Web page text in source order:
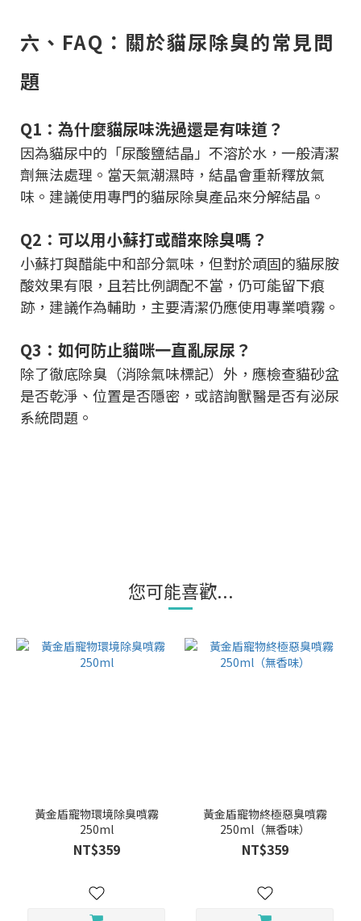
六、FAQ：關於貓尿除臭的常見問
題
Q1：為什麼貓尿味洗過還是有味道？
因為貓尿中的「尿酸鹽結晶」不溶於水，一般清潔
劑無法處理。當天氣潮濕時，結晶會重新釋放氣
味。建議使用專門的貓尿除臭產品來分解結晶。
Q2：可以用小蘇打或醋來除臭嗎？
小蘇打與醋能中和部分氣味，但對於頑固的貓尿胺
酸效果有限，且若比例調配不當，仍可能留下痕
跡，建議作為輔助，主要清潔仍應使用專業噴霧。
Q3：如何防止貓咪一直亂尿尿？
除了徹底除臭（消除氣味標記）外，應檢查貓砂盆
是否乾淨、位置是否隱密，或諮詢獸醫是否有泌尿
系統問題。
您可能喜歡...
黃金盾寵物環境除臭噴霧
250ml
NT$359
黃金盾寵物終極惡臭噴霧
250ml（無香味）
NT$359